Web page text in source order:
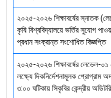
২০২৫-২০২৬ শিক্ষাবর্ষের স্নাতক
কৃষি বিশ্ববিদ্যালয়ে ভর্তির সুযোগ
প্রধান সংক্রান্ত সংশোধিত বিজ্ঞপ্তি
২০২৫-২০২৬ শিক্ষাবর্ষের লেভেল-০১
লক্ষ্যে দিকনির্দেশনামূলক প্রোগ্রাম
৩:০০ ঘটিকায় সিকৃবির কেন্দ্রীয়